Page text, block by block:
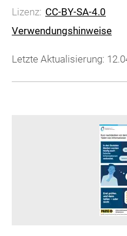
Lizenz: CC-BY-SA-4.0
Verwendungshinweise
Letzte Aktualisierung: